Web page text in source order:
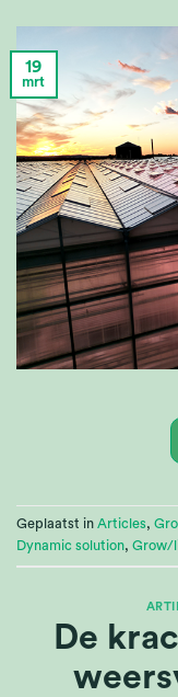
19
mrt
Geplaatst in Articles,
Dynamic solution, Grow/
De